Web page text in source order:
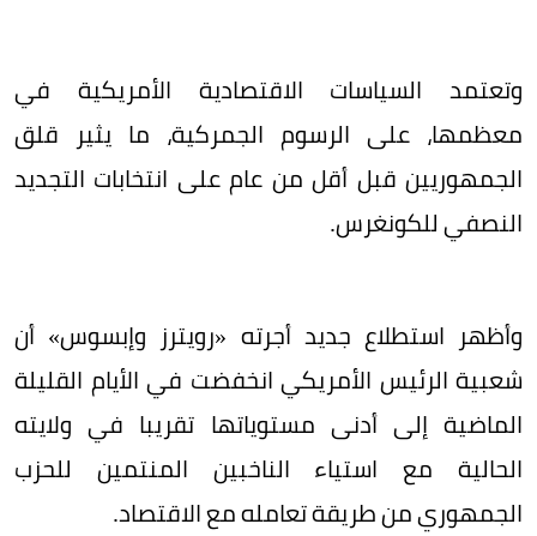
وتعتمد السياسات الاقتصادية الأمريكية في
معظمها، على الرسوم الجمركية، ما يثير قلق
الجمهوريين قبل أقل من عام على انتخابات التجديد
النصفي للكونغرس.
وأظهر استطلاع جديد أجرته «رويترز وإبسوس» أن
شعبية الرئيس الأمريكي انخفضت في الأيام القليلة
الماضية إلى أدنى مستوياتها تقريبا في ولايته
الحالية مع استياء الناخبين المنتمين للحزب
الجمهوري من طريقة تعامله مع الاقتصاد.